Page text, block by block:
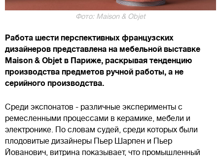
Фото: Maison & Objet
Работа шести перспективных французских
дизайнеров представлена на мебельной выставке
Maison & Objet в Париже, раскрывая тенденцию
производства предметов ручной работы, а не
серийного производства.
Среди экспонатов - различные эксперименты с
ремесленными процессами в керамике, мебели и
электронике. По словам судей, среди которых были
плодовитые дизайнеры Пьер Шарпен и Пьер
Йованович, витрина показывает, что промышленный